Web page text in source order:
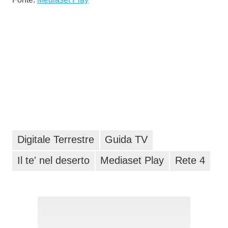
Digitale Terrestre
Guida TV
Il te' nel deserto
Mediaset Play Rete 4